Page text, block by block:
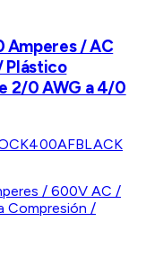
Amperes / AC
Plástico
2/0 AWG a 4/0